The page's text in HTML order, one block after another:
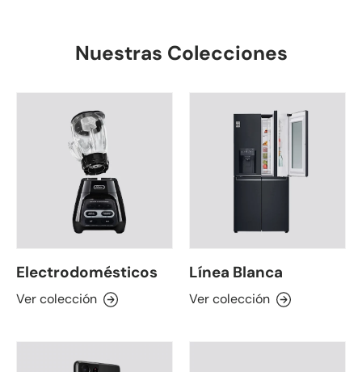
Nuestras Colecciones
Electrodomésticos
Ver colección
Línea Blanca
Ver colección